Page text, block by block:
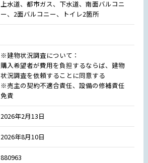
上水道、都市ガス、下水道、南面バルコニ
ー、2面バルコニー、トイレ2箇所
※建物状況調査について：
購入希望者が費用を負担するならば、建物
状況調査を依頼することに同意する
※売主の契約不適合責任、設備の修補責任
免責
2026年2月13日
2026年8月10日
880963